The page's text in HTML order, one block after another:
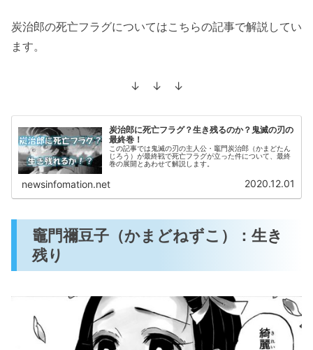
炭治郎の死亡フラグについてはこちらの記事で解説してい
ます。
↓ ↓ ↓
炭治郎に死亡フラグ？生き残るのか？鬼滅の刃の
最終巻！
この記事では鬼滅の刃の主人公・竈門炭治郎（かまどたん
じろう）が最終戦で死亡フラグが立った件について、最終
巻の展開とあわせて解説します。
newsinfomation.net 2020.12.01
竈門禰豆子（かまどねずこ）：生き
残り